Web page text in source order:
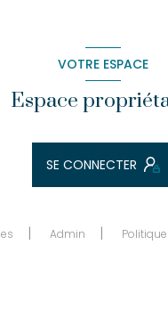
VOTRE ESPACE
Espace
SE CONNECTER
Admin Politique